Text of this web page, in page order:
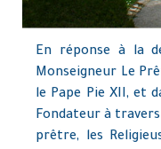
En réponse à la
Monseigneur Le
le Pape Pie XII, et
Fondateur à
prêtre, les